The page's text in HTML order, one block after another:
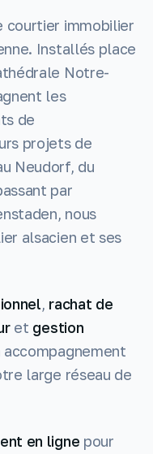
courtier immobilier
Installés place
Notre-
les
de
projets de
Neudorf, du
par
nous
alsacien et ses
, rachat de
et gestion
large réseau de
en ligne pour